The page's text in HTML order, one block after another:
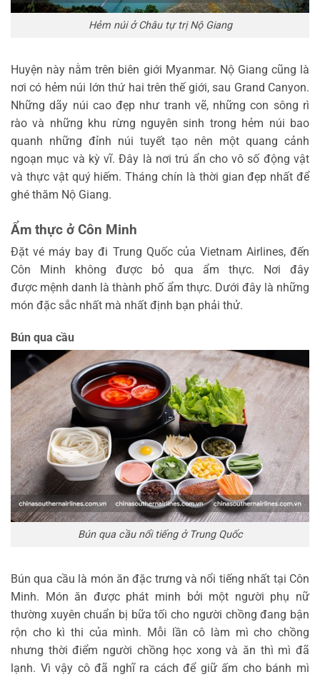
Hẻm núi ở Châu tự trị Nộ Giang
Huyện này nằm trên biên giới Myanmar. Nộ Giang cũng là
nơi có hẻm núi lớn thứ hai trên thế giới, sau Grand Canyon.
Những dãy núi cao đẹp như tranh vẽ, những con sông rì
rào và những khu rừng nguyên sinh trong hẻm núi bao
quanh những đỉnh núi tuyết tạo nên một quang cảnh
ngoạn mục và kỳ vĩ. Đây là nơi trú ẩn cho vô số động vật
và thực vật quý hiếm. Tháng chín là thời gian đẹp nhất để
ghé thăm Nộ Giang.
Ẩm thực ở Côn Minh
Đặt vé máy bay đi Trung Quốc của Vietnam Airlines, đến
Côn Minh không được bỏ qua ẩm thực. Nơi đây
được mệnh danh là thành phố ẩm thực. Dưới đây là những
món đặc sắc nhất mà nhất định bạn phải thử.
Bún qua cầu
Bún qua cầu nổi tiếng ở Trung Quốc
Bún qua cầu là món ăn đặc trưng và nổi tiếng nhất tại Côn
Minh. Món ăn được phát minh bởi một người phụ nữ
thường xuyên chuẩn bị bữa tối cho người chồng đang bận
rộn cho kì thi của mình. Mỗi lần cô làm mì cho chồng
nhưng thời điểm người chồng học xong và ăn thì mì đã
lạnh. Vì vậy cô đã nghĩ ra cách để giữ ấm cho bánh mì